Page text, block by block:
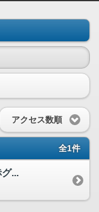
アクセス数順
全1件
...